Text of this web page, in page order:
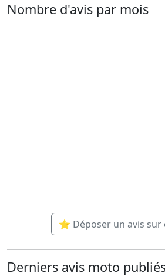
Nombre d'avis par mois
⭐ Déposer un avis sur
Derniers avis moto